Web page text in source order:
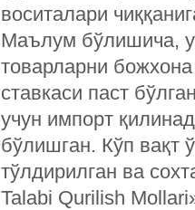
воситалари
Маълум бўлишича,
товарларни
ставкаси паст
учун импорт
бўлишган. Кўп вақт
тўлдирилган ва
Talabi Qurilish